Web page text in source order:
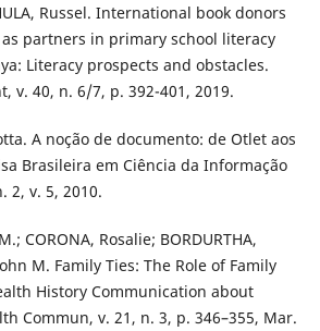
Russel. International book donors
partners in primary school literacy
Literacy prospects and obstacles.
v. 40, n. 6/7, p. 392-401, 2019.
A noção de documento: de Otlet aos
Brasileira em Ciência da Informação
2, v. 5, 2010.
CORONA, Rosalie; BORDURTHA,
M. Family Ties: The Role of Family
History Communication about
Commun, v. 21, n. 3, p. 346–355, Mar.